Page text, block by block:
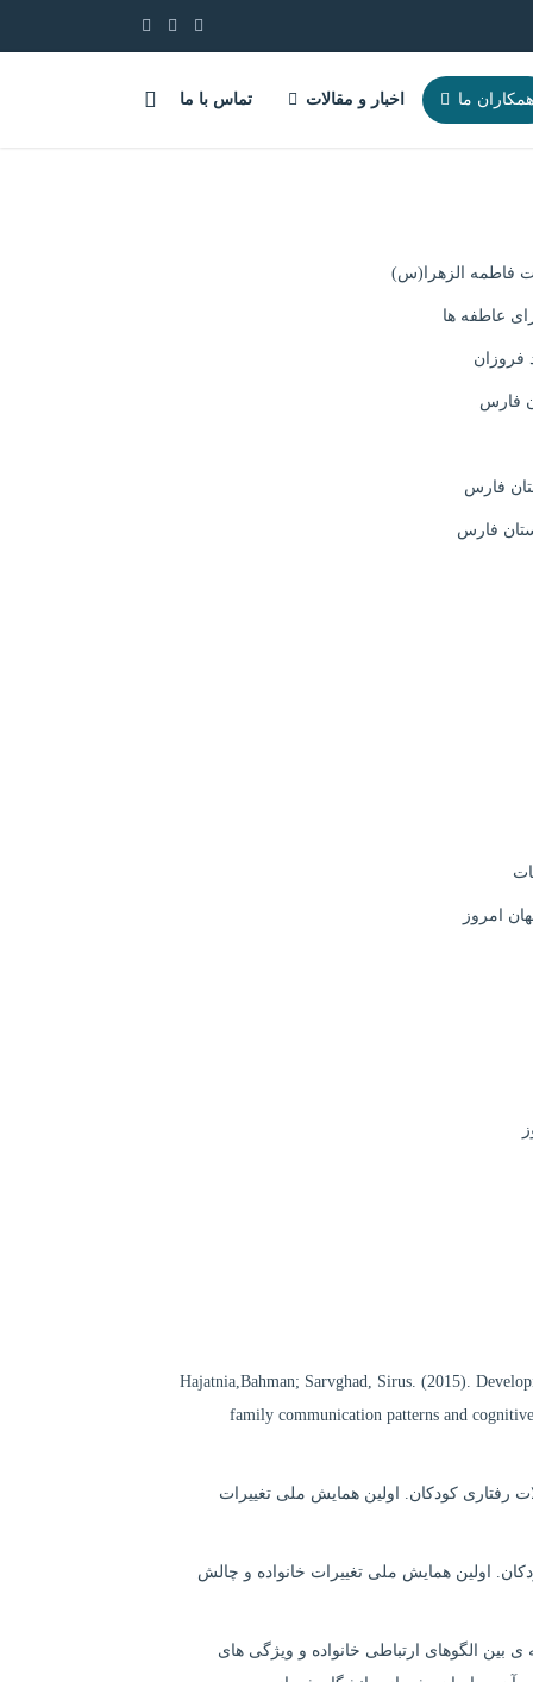
همکاران ما اخبار و مقالات تماس با ما
فاطمه الزهرا(س)
عاطفه ها
فارس
فارس
فارس
امروز
Hajatnia,Bahman; Sarvghad, Sirus. (2015).
family communication patterns and
کودکان. اولین همایش ملی تغییرات
اولین همایش ملی تغییرات خانواده و چالش
الگوهای ارتباطی خانواده و ویژگی های